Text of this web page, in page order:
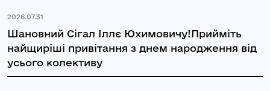
2026.07.31
Шановний Сігал Іллє Юхимовичу!Прийміть
найщиріші привітання з днем народження від
усього колективу